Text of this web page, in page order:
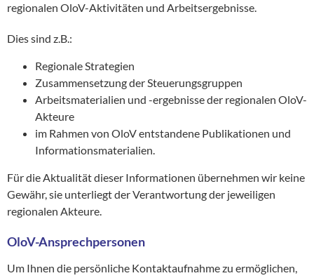
regionalen OloV-Aktivitäten und Arbeitsergebnisse.
Dies sind z.B.:
Regionale Strategien
Zusammensetzung der Steuerungsgruppen
Arbeitsmaterialien und -ergebnisse der regionalen OloV-
Akteure
im Rahmen von OloV entstandene Publikationen und
Informationsmaterialien.
Für die Aktualität dieser Informationen übernehmen wir keine
Gewähr, sie unterliegt der Verantwortung der jeweiligen
regionalen Akteure.
OloV-Ansprechpersonen
Um Ihnen die persönliche Kontaktaufnahme zu ermöglichen,